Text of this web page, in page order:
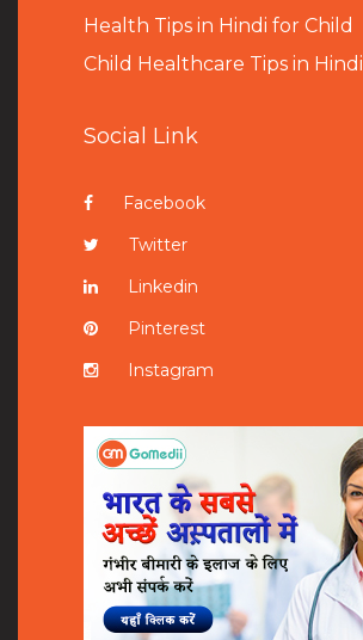
Health Tips in Hindi for Child
Child Healthcare Tips in Hindi
Social Link
Facebook
Twitter
Linkedin
Pinterest
Instagram